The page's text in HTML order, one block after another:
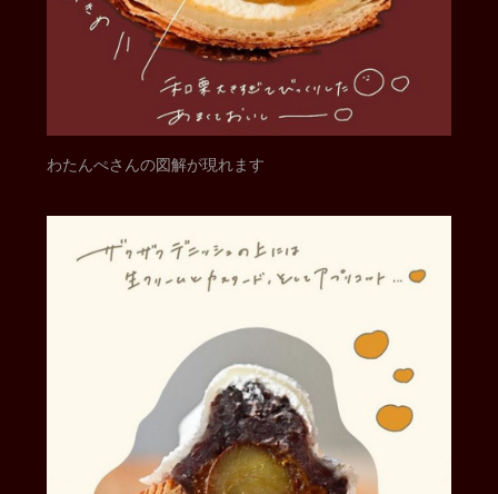
わたんぺさんの図解が現れます